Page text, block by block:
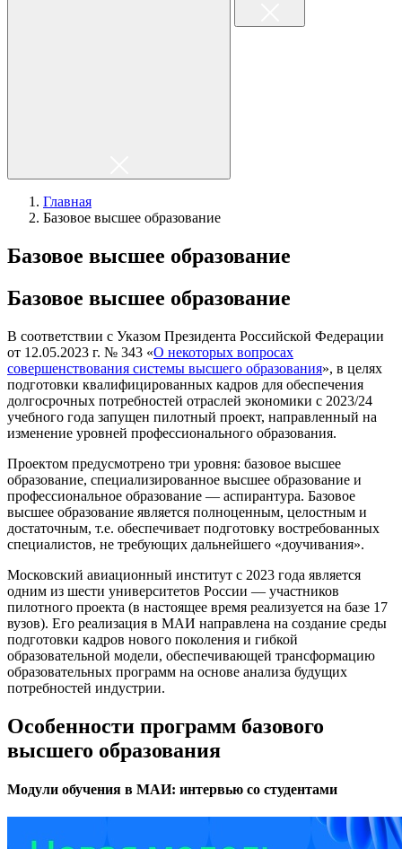
Главная
Базовое высшее образование
Базовое высшее образование
Базовое высшее образование
В соответствии с Указом Президента Российской Федерации
от 12.05.2023 г. № 343 «О некоторых вопросах
совершенствования системы высшего образования», в целях
подготовки квалифицированных кадров для обеспечения
долгосрочных потребностей отраслей экономики с 2023/24
учебного года запущен пилотный проект, направленный на
изменение уровней профессионального образования.
Проектом предусмотрено три уровня: базовое высшее
образование, специализированное высшее образование и
профессиональное образование — аспирантура. Базовое
высшее образование является полноценным, целостным и
достаточным, т.е. обеспечивает подготовку востребованных
специалистов, не требующих дальнейшего «доучивания».
Московский авиационный институт с 2023 года является
одним из шести университетов России — участников
пилотного проекта (в настоящее время реализуется на базе 17
вузов). Его реализация в МАИ направлена на создание среды
подготовки кадров нового поколения и гибкой
образовательной модели, обеспечивающей трансформацию
образовательных программ на основе анализа будущих
потребностей индустрии.
Особенности программ базового
высшего образования
Модули обучения в МАИ: интервью со студентами